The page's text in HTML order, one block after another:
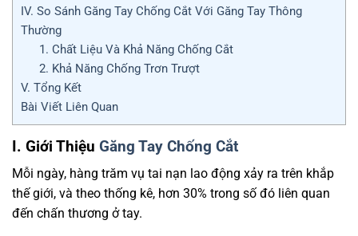
IV. So Sánh Găng Tay Chống Cắt Với Găng Tay Thông
Thường
1. Chất Liệu Và Khả Năng Chống Cắt
2. Khả Năng Chống Trơn Trượt
V. Tổng Kết
Bài Viết Liên Quan
I. Giới Thiệu Găng Tay Chống Cắt
Mỗi ngày, hàng trăm vụ tai nạn lao động xảy ra trên khắp
thế giới, và theo thống kê, hơn 30% trong số đó liên quan
đến chấn thương ở tay.